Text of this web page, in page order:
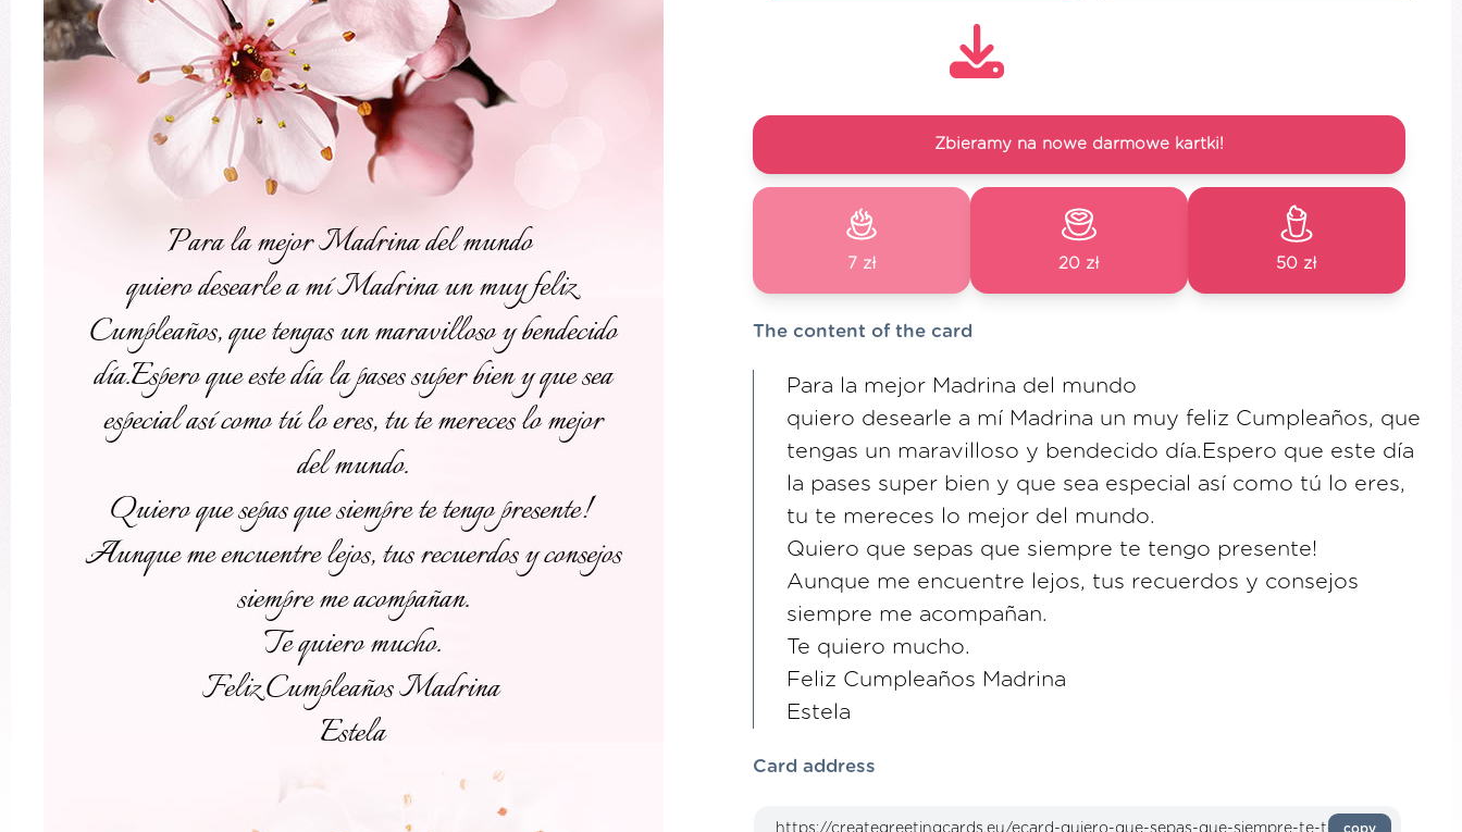
Zbieramy na nowe darmowe kartki!
7 zł 20 zł 50 zł
The content of the card
Para la mejor Madrina del mundo
quiero desearle a mí Madrina un muy feliz Cumpleaños, que
tengas un maravilloso y bendecido día.Espero que este día
la pases super bien y que sea especial así como tú lo eres,
tu te mereces lo mejor del mundo.
Quiero que sepas que siempre te tengo presente!
Aunque me encuentre lejos, tus recuerdos y consejos
siempre me acompañan.
Te quiero mucho.
Feliz Cumpleaños Madrina
Estela
Card address
copy